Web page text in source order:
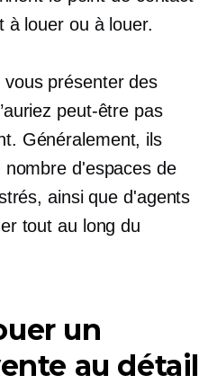
à louer ou à louer.
présenter des
peut-être pas
Généralement, ils
d'espaces de
ainsi que d'agents
tout au long du
un
au détail